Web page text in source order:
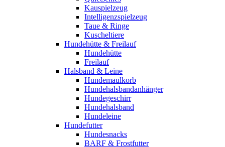
Kauspielzeug
Intelligenzspielzeug
Taue & Ringe
Kuscheltiere
Hundehütte & Freilauf
Hundehütte
Freilauf
Halsband & Leine
Hundemaulkorb
Hundehalsbandanhänger
Hundegeschirr
Hundehalsband
Hundeleine
Hundefutter
Hundesnacks
BARF & Frostfutter